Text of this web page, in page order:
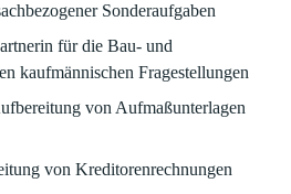
Sonderaufgaben
für die Bau- und
kaufmännischen Fragestellungen
von Aufmaßunterlagen
von Kreditorenrechnungen